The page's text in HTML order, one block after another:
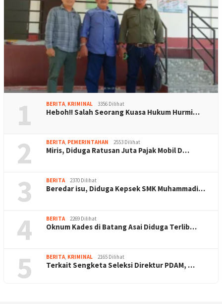
1 BERITA KRIMINAL 3356 Dilihat
Heboh!! Salah Seorang Kuasa Hukum Hurmi…
2 BERITA PEMERINTAHAN 2553 Dilihat
Miris, Diduga Ratusan Juta Pajak Mobil D…
3 BERITA 2370 Dilihat
Beredar isu, Diduga Kepsek SMK Muhammadi…
4 BERITA 2269 Dilihat
Oknum Kades di Batang Asai Diduga Terlib…
5 BERITA KRIMINAL 2165 Dilihat
Terkait Sengketa Seleksi Direktur PDAM, …